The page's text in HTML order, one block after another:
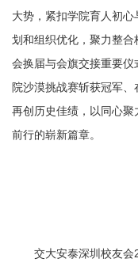
大势，紧扣学院育人初
划和组织优化，聚力整
会换届与会旗交接重要
院沙漠挑战赛斩获冠军
再创历史佳绩，以同心
前行的崭新篇章。
交大安泰深圳校友